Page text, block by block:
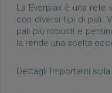
La Everplax è una rete
con diversi tipi di pali.
pali più robusti e
la rende una scelta
Dettagli Importanti